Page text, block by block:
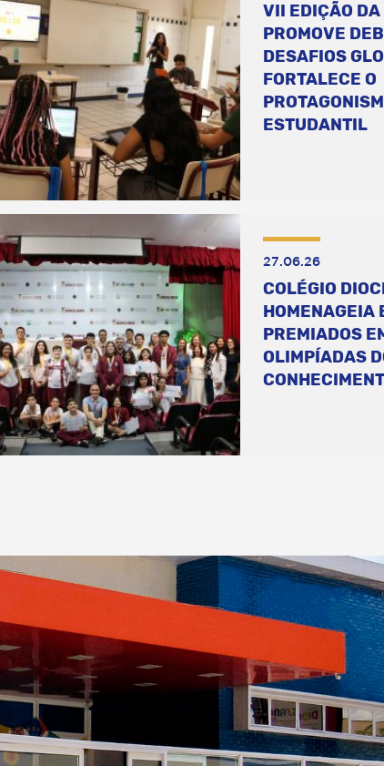
VII EDIÇÃO DA
PROMOVE
DESAFIOS
FORTALECE O
ESTUDANTIL
27.06.26
COLÉGIO
HOMENAGEIA
PREMIADOS
OLIMPÍADAS